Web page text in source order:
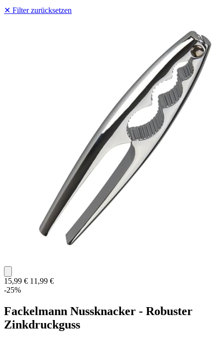
✕ Filter zurücksetzen
15,99 € 11,99 €
-25%
Fackelmann Nussknacker - Robuster
Zinkdruckguss